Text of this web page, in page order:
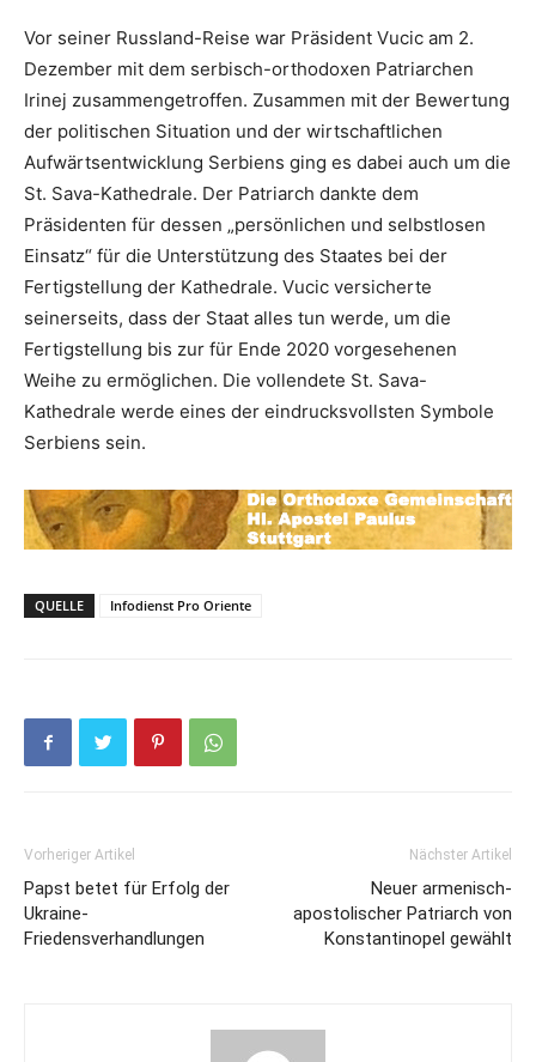
Vor seiner Russland-Reise war Präsident Vucic am 2.
Dezember mit dem serbisch-orthodoxen Patriarchen
Irinej zusammengetroffen. Zusammen mit der Bewertung
der politischen Situation und der wirtschaftlichen
Aufwärtsentwicklung Serbiens ging es dabei auch um die
St. Sava-Kathedrale. Der Patriarch dankte dem
Präsidenten für dessen „persönlichen und selbstlosen
Einsatz“ für die Unterstützung des Staates bei der
Fertigstellung der Kathedrale. Vucic versicherte
seinerseits, dass der Staat alles tun werde, um die
Fertigstellung bis zur für Ende 2020 vorgesehenen
Weihe zu ermöglichen. Die vollendete St. Sava-
Kathedrale werde eines der eindrucksvollsten Symbole
Serbiens sein.
QUELLE Infodienst Pro Oriente
Vorheriger Artikel
Papst betet für Erfolg der
Ukraine-
Friedensverhandlungen
Nächster Artikel
Neuer armenisch-
apostolischer Patriarch von
Konstantinopel gewählt